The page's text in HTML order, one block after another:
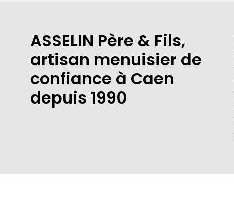
ASSELIN Père & Fils,
artisan menuisier de
confiance à Caen
depuis 1990